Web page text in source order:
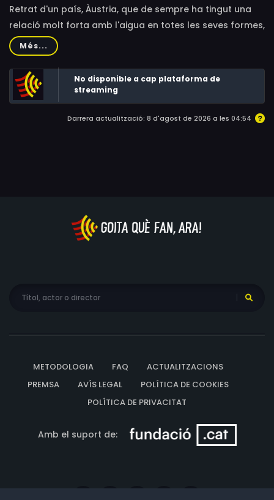
Retrat d'un país, Àustria, que de sempre ha tingut una
relació molt forta amb l'aigua en totes les seves formes,
modelant tot el país. Geleres alpines, antics mars o
cabalosos rius han conformat un paisatge únic, hàbitat
d'icònics animals salvatges, com àligues, ossos o
cérvols.
Més...
No disponible a cap plataforma de
streaming
Darrera actualització: 8 d'agost de 2026 a les 04:54
METODOLOGIA FAQ
ACTUALITZACIONS
PREMSA
AVÍS LEGAL
POLÍTICA DE COOKIES
POLÍTICA DE PRIVACITAT
Amb el suport de: